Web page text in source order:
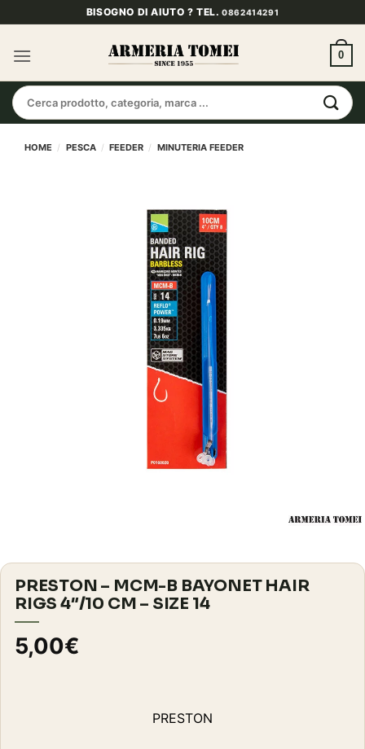
ai
contenuti
BISOGNO DI AIUTO ? TEL.0862414291
0
Cerca:
HOME / PESCA / FEEDER / MINUTERIA FEEDER
PRESTON – MCM-B BAYONET HAIR
RIGS 4″/10 CM – SIZE 14
5,00€
PRESTON